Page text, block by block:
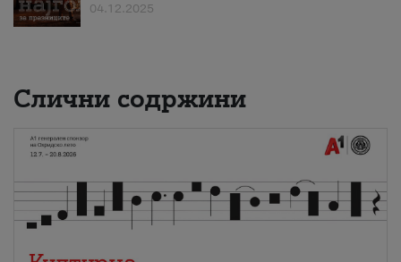
04.12.2025
Слични содржини